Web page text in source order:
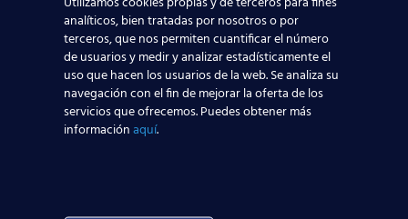
Mapa de la aviación global 2025: las rutas más
transitadas y los países con más pasajeros
Leer más
Madrid-Barajas supera los 6 millones de
analíticos, bien tratadas por nosotros o por
terceros, que nos permiten cuantificar el número
de usuarios y medir y analizar estadísticamente el
uso que hacen los usuarios de la web. Se analiza su
navegación con el fin de mejorar la oferta de los
servicios que ofrecemos. Puedes obtener más
informaciónaquí.